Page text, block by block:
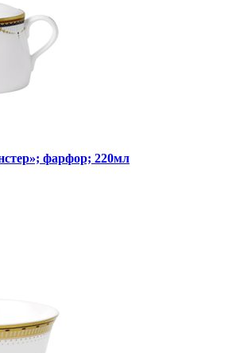
фарфор; 220мл